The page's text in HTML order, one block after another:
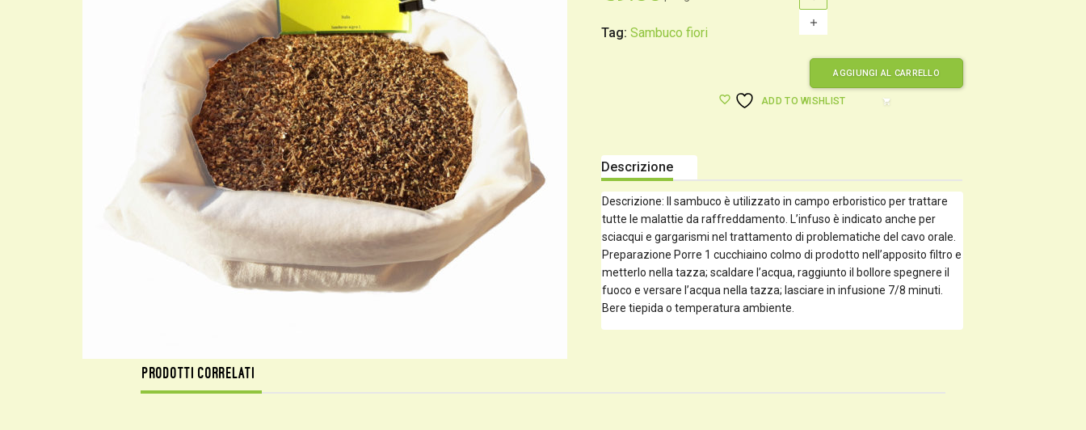
Tag:Sambuco fiori
shopping_cart
ADD TO WISHLIST
Descrizione
Descrizione: Il sambuco è utilizzato in campo erboristico per trattare
tutte le malattie da raffreddamento. L’infuso è indicato anche per
sciacqui e gargarismi nel trattamento di problematiche del cavo orale.
Preparazione Porre 1 cucchiaino colmo di prodotto nell’apposito filtro e
metterlo nella tazza; scaldare l’acqua, raggiunto il bollore spegnere il
fuoco e versare l’acqua nella tazza; lasciare in infusione 7/8 minuti.
Bere tiepida o temperatura ambiente.
Prodotti correlati